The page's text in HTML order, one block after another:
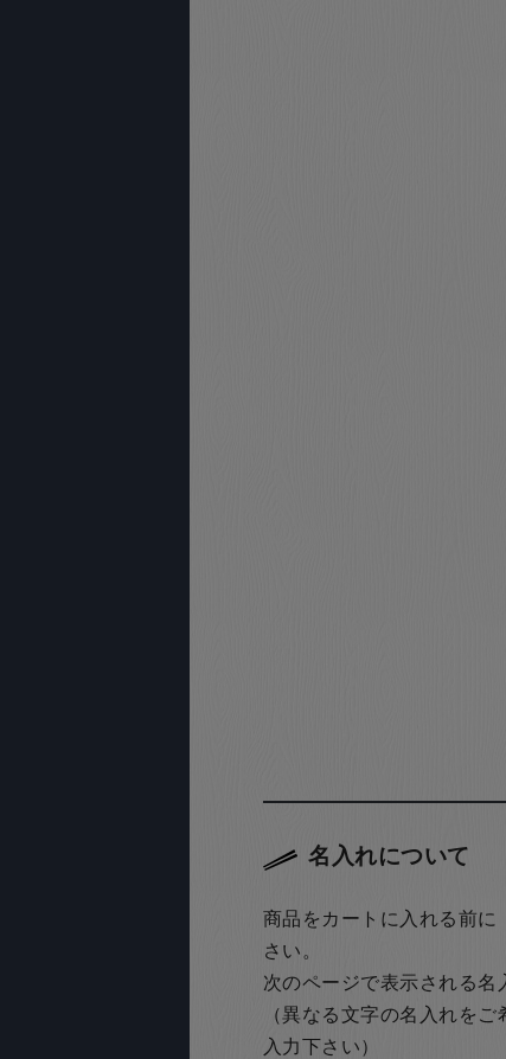
名入れについて
商品をカートに入れる前に
さい。
次のページで表示される
（異なる文字の名入れを
入力下さい）